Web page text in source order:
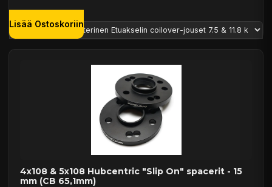
Lisää Ostoskoriin
4x108 & 5x108 Hubcentric "Slip On" spacerit - 15
mm (CB 65,1mm)